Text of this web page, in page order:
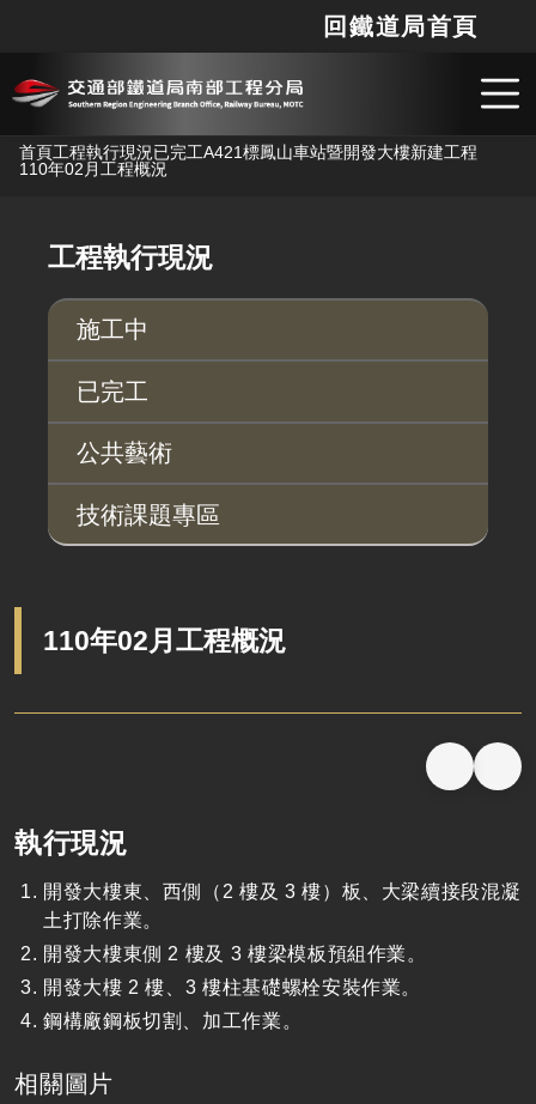
跳到主要內容
回鐵道局首頁
首頁工程執行現況已完工A421標鳳山車站暨開發大樓新建工程
110年02月工程概況
工程執行現況
施工中
已完工
公共藝術
技術課題專區
110年02月工程概況
執行現況
開發大樓東、西側（2 樓及 3 樓）板、大梁續接段混凝
土打除作業。
開發大樓東側 2 樓及 3 樓梁模板預組作業。
開發大樓 2 樓、3 樓柱基礎螺栓安裝作業。
鋼構廠鋼板切割、加工作業。
相關圖片